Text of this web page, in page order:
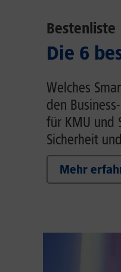
Bestenliste
Die 6
Welches
den
für KMU und
Sicherheit
Mehr